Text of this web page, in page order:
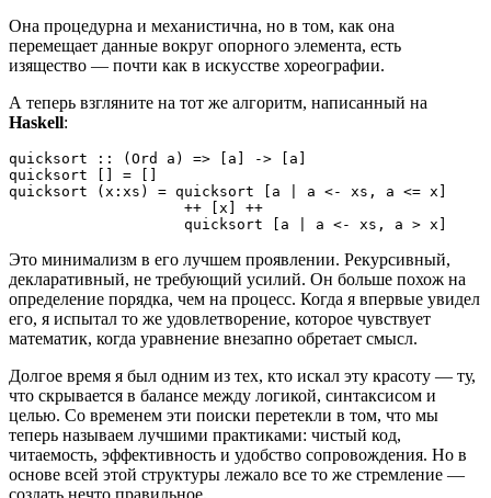
Она процедурна и механистична, но в том, как она
перемещает данные вокруг опорного элемента, есть
изящество — почти как в искусстве хореографии.
А теперь взгляните на тот же алгоритм, написанный на
Haskell:
quicksort :: (Ord a) => [a] -> [a]
quicksort [] = []
quicksort (x:xs) = quicksort [a | a <- xs, a <= x]
                    ++ [x] ++
                    quicksort [a | a <- xs, a > x]
Это минимализм в его лучшем проявлении. Рекурсивный,
декларативный, не требующий усилий. Он больше похож на
определение порядка, чем на процесс. Когда я впервые увидел
его, я испытал то же удовлетворение, которое чувствует
математик, когда уравнение внезапно обретает смысл.
Долгое время я был одним из тех, кто искал эту красоту — ту,
что скрывается в балансе между логикой, синтаксисом и
целью. Со временем эти поиски перетекли в том, что мы
теперь называем лучшими практиками: чистый код,
читаемость, эффективность и удобство сопровождения. Но в
основе всей этой структуры лежало все то же стремление —
создать нечто правильное.